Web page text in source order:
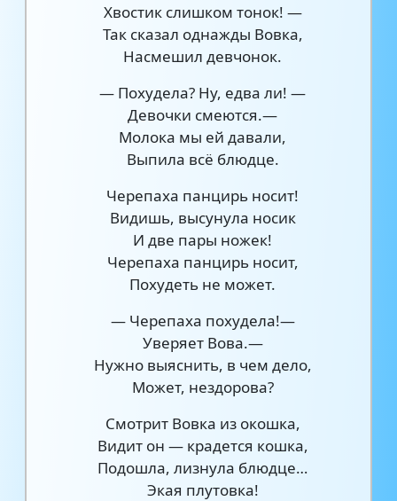
Хвостик слишком тонок! —
Так сказал однажды Вовка,
Насмешил девчонок.
— Похудела? Ну, едва ли! —
Девочки смеются.—
Молока мы ей давали,
Выпила всё блюдце.
Черепаха панцирь носит!
Видишь, высунула носик
И две пары ножек!
Черепаха панцирь носит,
Похудеть не может.
— Черепаха похудела!—
Уверяет Вова.—
Нужно выяснить, в чем дело,
Может, нездорова?
Смотрит Вовка из окошка,
Видит он — крадется кошка,
Подошла, лизнула блюдце…
Экая плутовка!